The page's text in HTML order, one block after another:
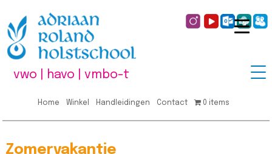
vwo | havo | vmbo-t
Home Winkel Handleidingen Contact 0 items
Zomervakantie